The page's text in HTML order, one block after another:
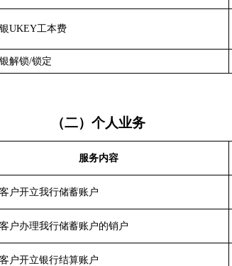
UKEY工本费
解锁/锁定
（二）个人业务
服务内容
户开立我行储蓄账户
户办理我行储蓄账户的销户
户开立银行结算账户